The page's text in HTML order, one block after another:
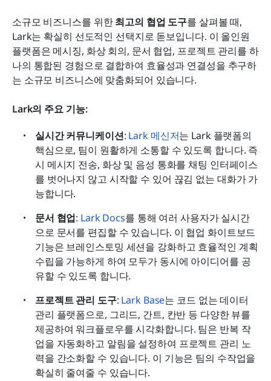
소규모 비즈니스를 위한 최고의 협업 도구를 살펴볼 때,
Lark는 확실히 선도적인 선택지로 돋보입니다. 이 올인원
플랫폼은 메시징, 화상 회의, 문서 협업, 프로젝트 관리를 하
나의 통합된 경험으로 결합하여 효율성과 연결성을 추구하
는 소규모 비즈니스에 맞춤화되어 있습니다.
Lark의 주요 기능:
실시간 커뮤니케이션: Lark 메신저는 Lark 플랫폼의
핵심으로, 팀이 원활하게 소통할 수 있도록 합니다. 즉
시 메시지 전송, 화상 및 음성 통화를 채팅 인터페이스
를 벗어나지 않고 시작할 수 있어 끊김 없는 대화가 가
능합니다.
문서 협업: Lark Docs를 통해 여러 사용자가 실시간
으로 문서를 편집할 수 있습니다. 이 협업 화이트보드
기능은 브레인스토밍 세션을 강화하고 효율적인 계획
수립을 가능하게 하여 모두가 동시에 아이디어를 공
유할 수 있도록 합니다.
프로젝트 관리 도구: Lark Base는 코드 없는 데이터
관리 플랫폼으로, 그리드, 간트, 칸반 등 다양한 뷰를
제공하여 워크플로우를 시각화합니다. 팀은 반복 작
업을 자동화하고 알림을 설정하여 프로젝트 관리 노
력을 간소화할 수 있습니다. 이 기능은 팀의 수작업을
확실히 줄여줄 수 있습니다.